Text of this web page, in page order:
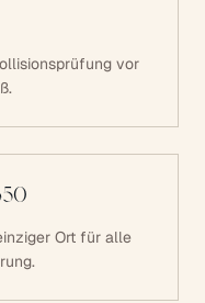
vor
Ort für alle